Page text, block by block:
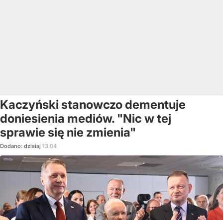
Kaczyński stanowczo dementuje
doniesienia mediów. "Nic w tej
sprawie się nie zmienia"
Dodano: dzisiaj 13:04